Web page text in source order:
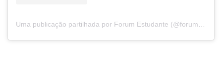
Uma publicação partilhada por Forum Estudante (@forumestudante)